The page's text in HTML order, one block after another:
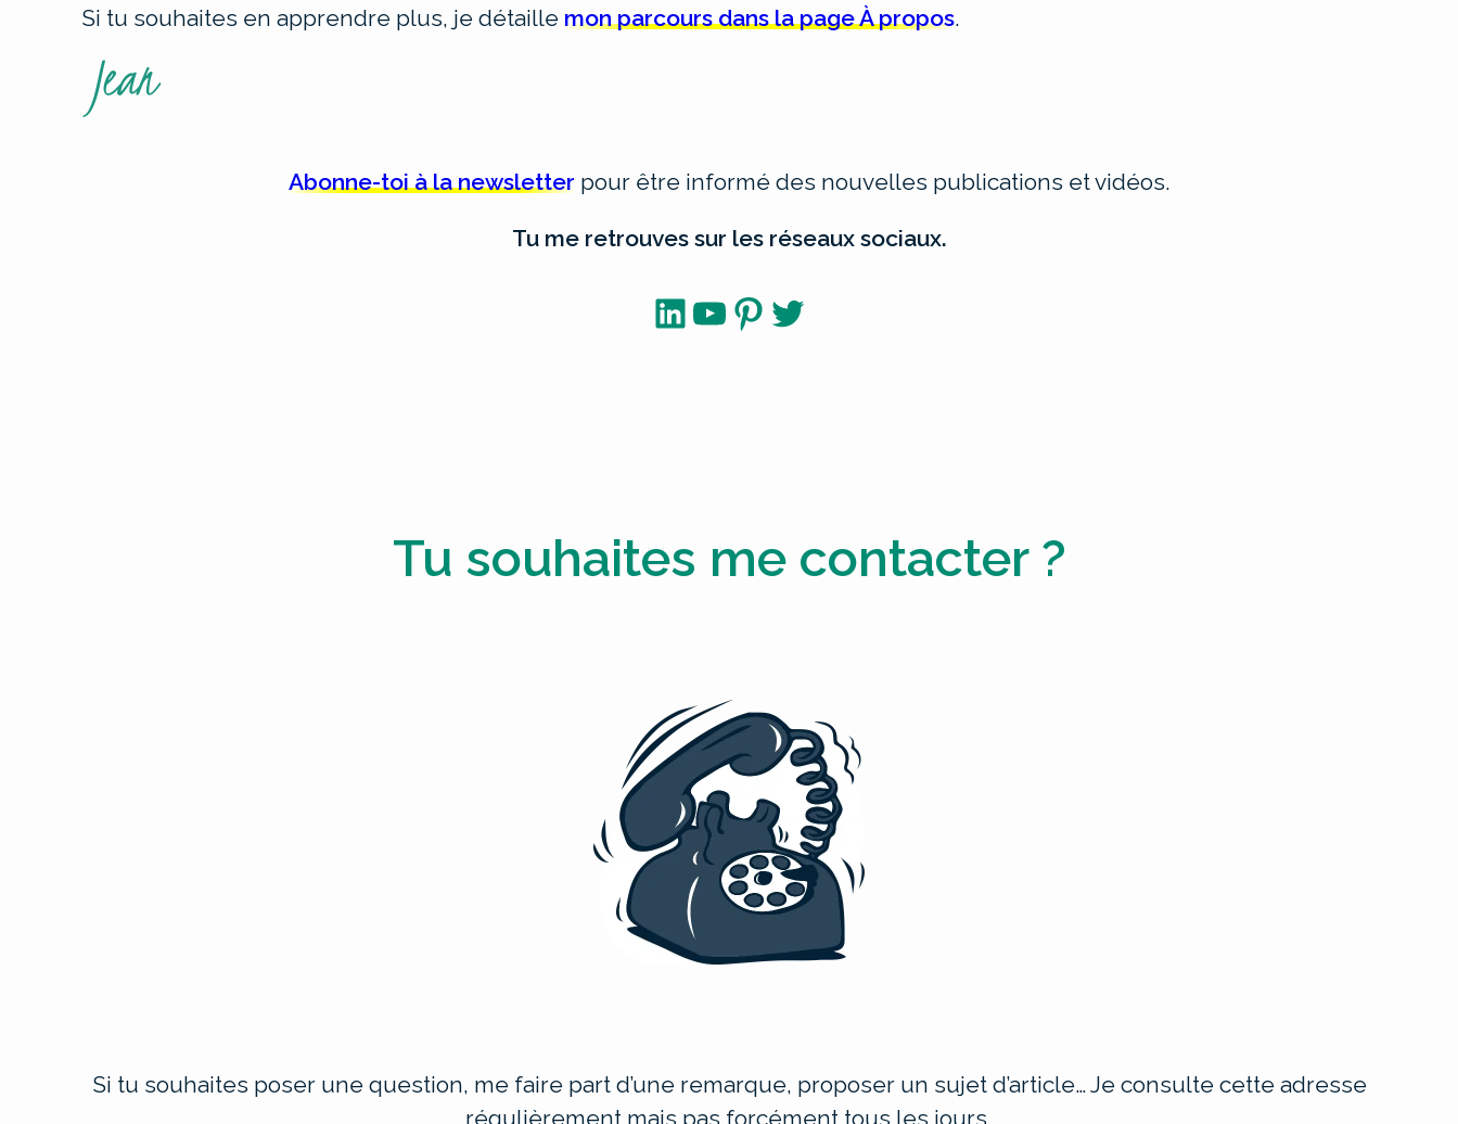
Si tu souhaites en apprendre plus, je détaille mon parcours dans la page À propos.
Abonne-toi à la newsletter pour être informé des nouvelles publications et vidéos.
Tu me retrouves sur les réseaux sociaux.
LinkedIn
YouTube
Pinterest
Twitter
Tu souhaites me contacter ?
Si tu souhaites poser une question, me faire part d’une remarque, proposer un sujet d’article… Je consulte cette adresse
régulièrement mais pas forcément tous les jours.